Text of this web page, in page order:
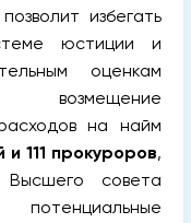
избегать
юстиции и
оценкам
возмещение
на найм
и 111 прокуроров,
совета